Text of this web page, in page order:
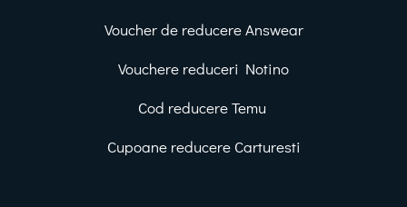
Voucher de reducere Answear
Vouchere reduceri Notino
Cod reducere Temu
Cupoane reducere Carturesti